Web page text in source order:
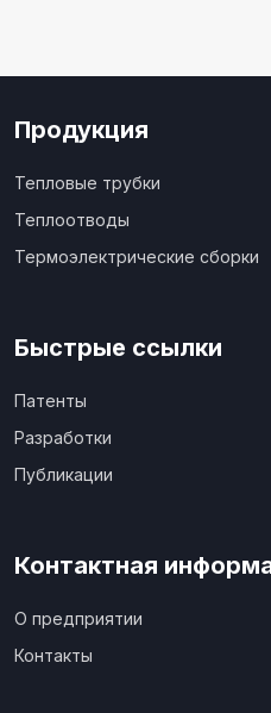
Продукция
Тепловые трубки
Теплоотводы
Термоэлектрические сборки
Быстрые ссылки
Патенты
Разработки
Публикации
Контактная
О предприятии
Контакты